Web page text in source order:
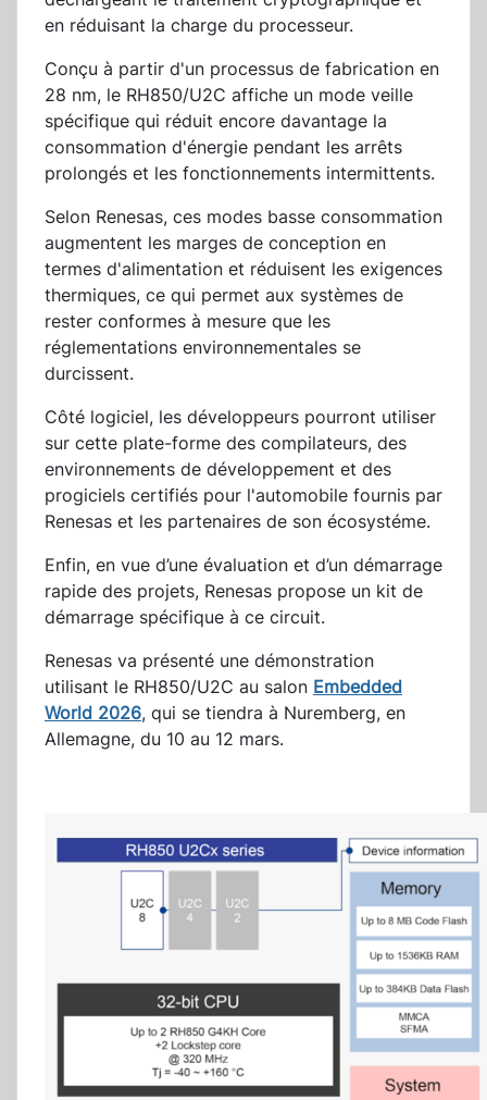
en réduisant la charge du processeur.
Conçu à partir d'un processus de fabrication en
28 nm, le RH850/U2C affiche un mode veille
spécifique qui réduit encore davantage la
consommation d'énergie pendant les arrêts
prolongés et les fonctionnements intermittents.
Selon Renesas, ces modes basse consommation
augmentent les marges de conception en
termes d'alimentation et réduisent les exigences
thermiques, ce qui permet aux systèmes de
rester conformes à mesure que les
réglementations environnementales se
durcissent.
Côté logiciel, les développeurs pourront utiliser
sur cette plate-forme des compilateurs, des
environnements de développement et des
progiciels certifiés pour l'automobile fournis par
Renesas et les partenaires de son écosystéme.
Enfin, en vue d’une évaluation et d’un démarrage
rapide des projets, Renesas propose un kit de
démarrage spécifique à ce circuit.
Renesas va présenté une démonstration
utilisant le RH850/U2C au salon Embedded
World 2026, qui se tiendra à Nuremberg, en
Allemagne, du 10 au 12 mars.